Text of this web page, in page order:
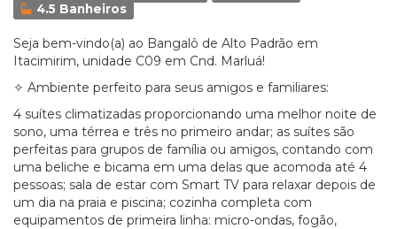
4.5 Banheiros
Seja bem-vindo(a) ao Bangalô de Alto Padrão em
Itacimirim, unidade C09 em Cnd. Marluá!
✧ Ambiente perfeito para seus amigos e familiares:
4 suítes climatizadas proporcionando uma melhor noite de
sono, uma térrea e três no primeiro andar; as suítes são
perfeitas para grupos de família ou amigos, contando com
uma beliche e bicama em uma delas que acomoda até 4
pessoas; sala de estar com Smart TV para relaxar depois de
um dia na praia e piscina; cozinha completa com
equipamentos de primeira linha: micro-ondas, fogão,